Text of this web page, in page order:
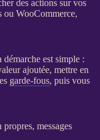
des actions sur vos
ou WooCommerce,
est simple :
ajoutée, mettre en
garde-fous, puis vous
propres, messages